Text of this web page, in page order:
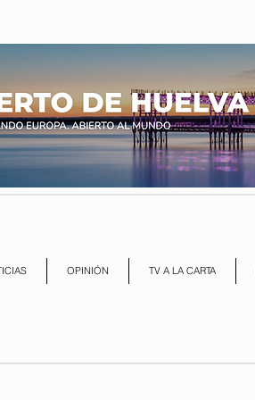
OPINIÓN TV A LA CARTA